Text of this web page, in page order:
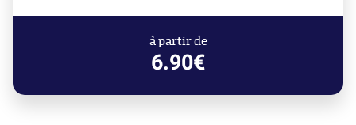
à partir de
6.90€